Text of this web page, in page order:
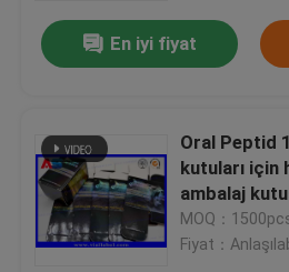
En iyi fiyat
Oral Peptid
kutuları için
ambalaj
MOQ：
Fiyat：